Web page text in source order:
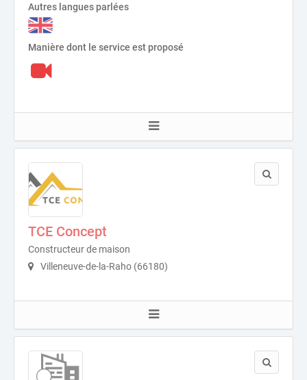
Autres langues parlées
Manière dont le service est proposé
TCE Concept
Constructeur de maison
Villeneuve-de-la-Raho (66180)